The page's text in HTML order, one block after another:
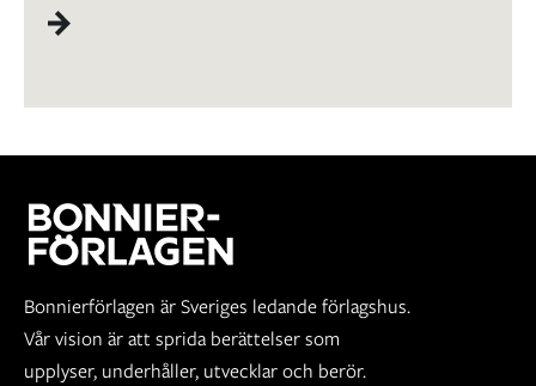
Bonnierförlagen är Sveriges ledande förlagshus.
Vår vision är att sprida berättelser som
upplyser, underhåller, utvecklar och berör.